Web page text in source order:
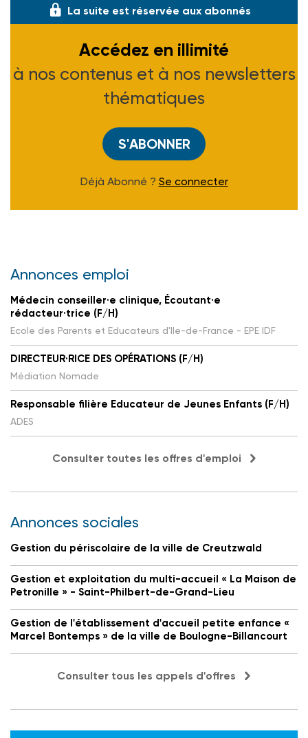
La suite est réservée aux abonnés
Accédez en illimité
à nos contenus et à nos newsletters
thématiques
S'ABONNER
Déjà Abonné ? Se connecter
Annonces emploi
Médecin conseiller·e clinique, Écoutant·e
rédacteur·trice (F/H)
Ecole des Parents et Educateurs d'Ile-de-France - EPE IDF
DIRECTEUR·RICE DES OPÉRATIONS (F/H)
Médiation Nomade
Responsable filière Educateur de Jeunes Enfants (F/H)
ADES
Consulter toutes les offres d'emploi
Annonces sociales
Gestion du périscolaire de la ville de Creutzwald
Gestion et exploitation du multi-accueil « La Maison de
Petronille » - Saint-Philbert-de-Grand-Lieu
Gestion de l'établissement d'accueil petite enfance «
Marcel Bontemps » de la ville de Boulogne-Billancourt
Consulter tous les appels d'offres